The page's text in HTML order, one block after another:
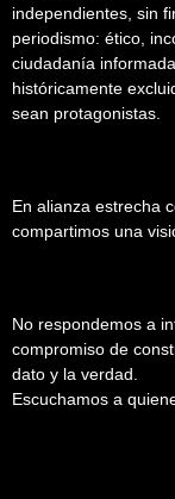
independientes, sin
periodismo: ético,
ciudadanía
históricamente
sean protagonistas.
En alianza estrecha
compartimos una
No respondemos a
compromiso de
dato y la verdad.
Escuchamos a